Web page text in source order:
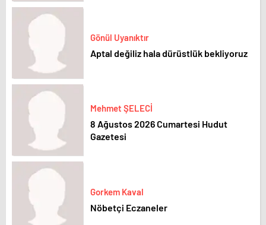
Gönül Uyanıktır
Aptal değiliz hala dürüstlük bekliyoruz
Mehmet ŞELECİ
8 Ağustos 2026 Cumartesi Hudut
Gazetesi
Gorkem Kaval
Nöbetçi Eczaneler